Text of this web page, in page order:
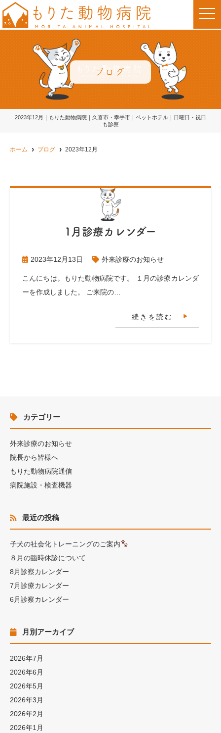
ブログ
2023年12月｜もりた動物病院｜久喜市・幸手市｜ペットホテル｜日曜日・祝日
も診察
t
o
i
ホーム ブログ 2023年12月
1月診療カレンダー
2023年12月13日 外来診療のお知らせ
こんにちは。もりた動物病院です。 １月の診療カレンダ
ーを作成しました。 ご来院の…
続きを読む
カテゴリー
外来診療のお知らせ
院長から皆様へ
もりた動物病院通信
病院施設・検査機器
最近の投稿
子犬の社会化トレーニングのご案内
８月の臨時休診について
8月診察カレンダー
7月診療カレンダー
6月診察カレンダー
月別アーカイブ
2026年7月
2026年6月
2026年5月
2026年3月
2026年2月
2026年1月